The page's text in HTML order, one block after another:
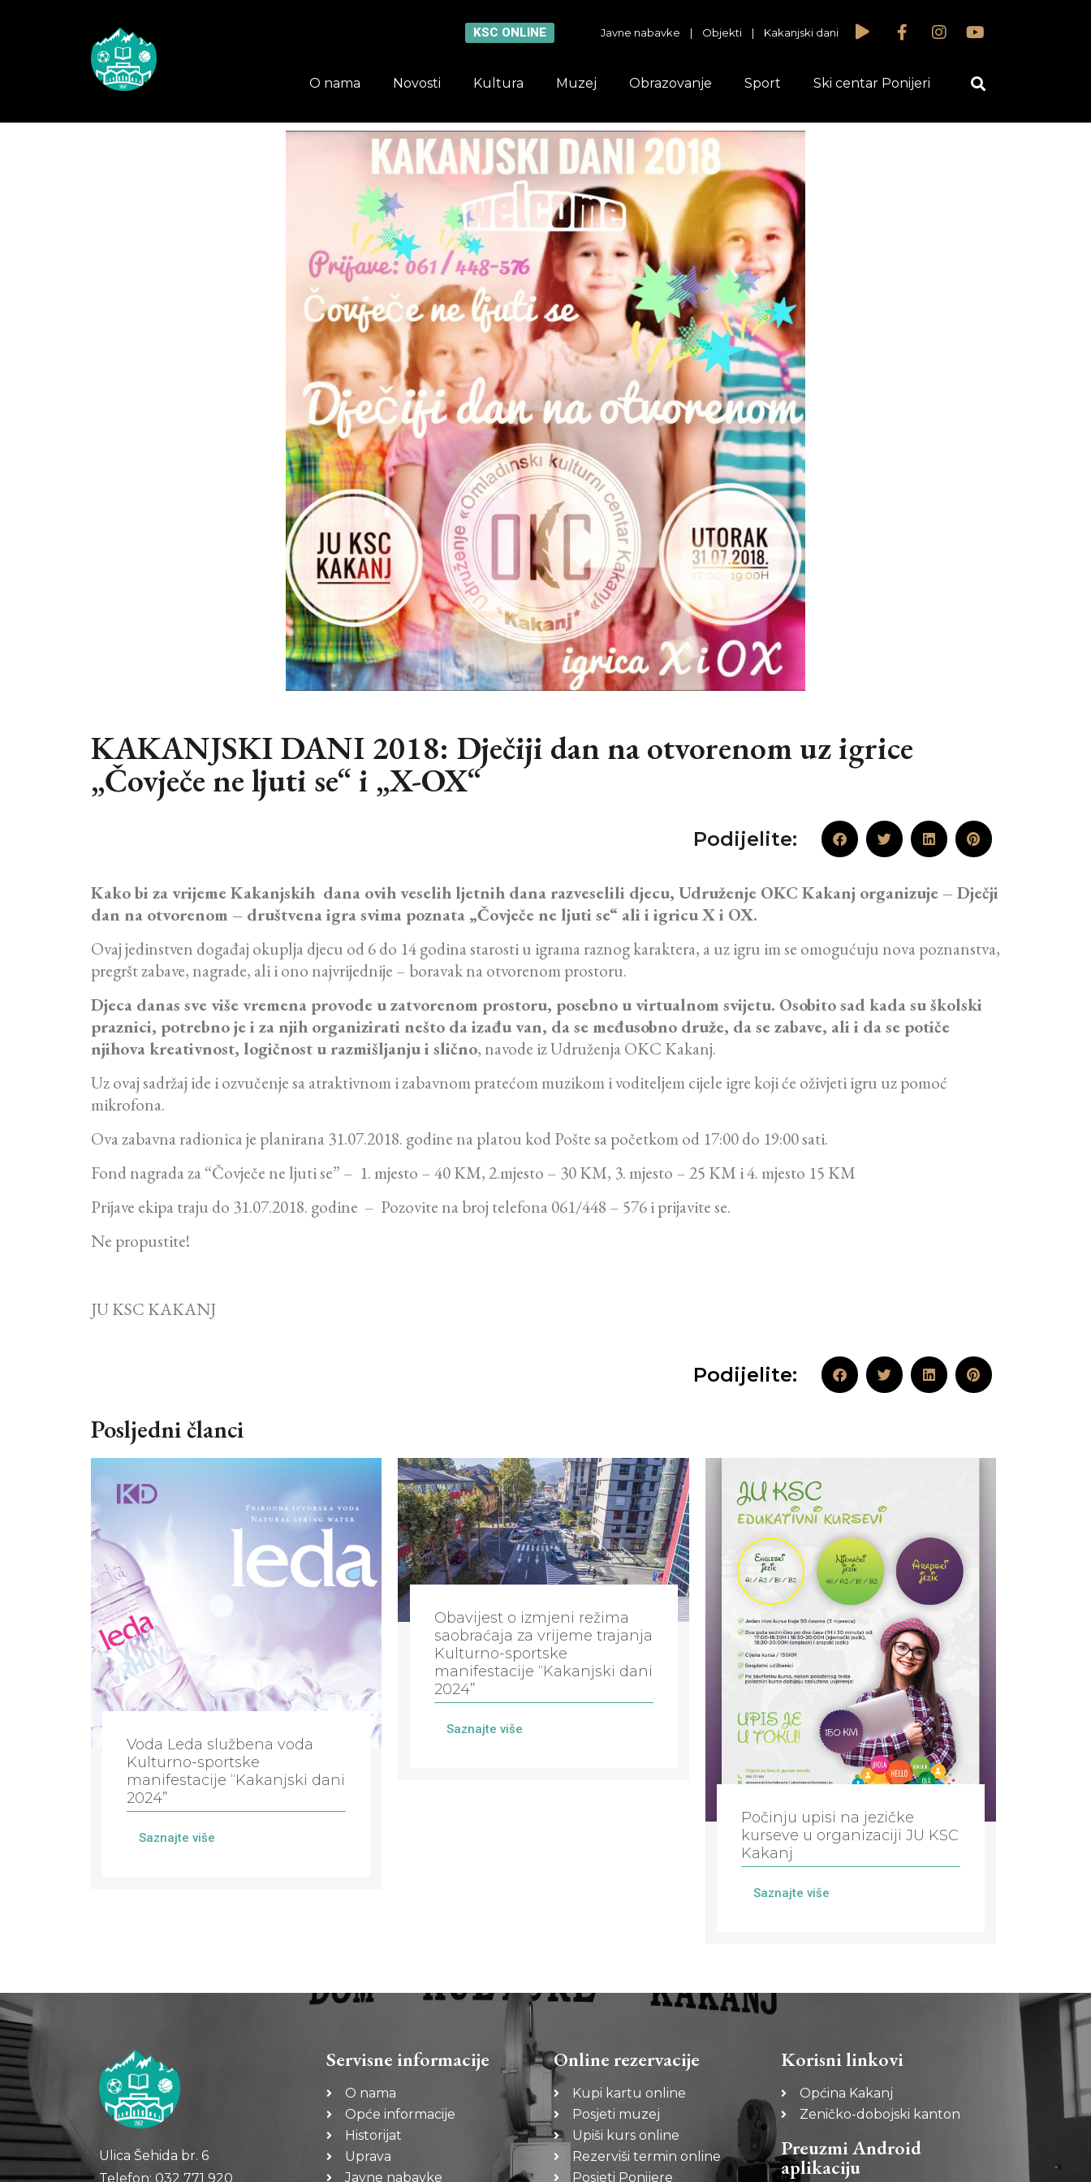
KSC ONLINE Javne nabavke | Objekti | Kakanjski dani
O nama Novosti Kultura Muzej Obrazovanje Sport Ski centar Ponijeri
KAKANJSKI DANI 2018: Dječiji dan na otvorenom uz igrice
„Čovječe ne ljuti se“ i „X-OX“
Podijelite:
Kako bi za vrijeme Kakanjskih dana ovih veselih ljetnih dana razveselili djecu, Udruženje OKC Kakanj organizuje – Dječji
dan na otvorenom – društvena igra svima poznata „Čovječe ne ljuti se“ ali i igricu X i OX.
Ovaj jedinstven događaj okuplja djecu od 6 do 14 godina starosti u igrama raznog karaktera, a uz igru im se omogućuju nova poznanstva,
pregršt zabave, nagrade, ali i ono najvrijednije – boravak na otvorenom prostoru.
Djeca danas sve više vremena provode u zatvorenom prostoru, posebno u virtualnom svijetu. Osobito sad kada su školski
praznici, potrebno je i za njih organizirati nešto da izađu van, da se međusobno druže, da se zabave, ali i da se potiče
njihova kreativnost, logičnost u razmišljanju i slično, navode iz Udruženja OKC Kakanj.
Uz ovaj sadržaj ide i ozvučenje sa atraktivnom i zabavnom pratećom muzikom i voditeljem cijele igre koji će oživjeti igru uz pomoć
mikrofona.
Ova zabavna radionica je planirana 31.07.2018. godine na platou kod Pošte sa početkom od 17:00 do 19:00 sati.
Fond nagrada za “Čovječe ne ljuti se” – 1. mjesto – 40 KM, 2.mjesto – 30 KM, 3. mjesto – 25 KM i 4. mjesto 15 KM
Prijave ekipa traju do 31.07.2018. godine – Pozovite na broj telefona 061/448 – 576 i prijavite se.
Ne propustite!
JU KSC KAKANJ
Podijelite:
Posljedni članci
Voda Leda službena voda
Kulturno-sportske
manifestacije “Kakanjski dani
2024”
Saznajte više
Obavijest o izmjeni režima
saobraćaja za vrijeme trajanja
Kulturno-sportske
manifestacije “Kakanjski dani
2024”
Saznajte više
Počinju upisi na jezičke
kurseve u organizaciji JU KSC
Kakanj
Saznajte više
Ulica Šehida br. 6
Telefon: 032 771 920
Servisne informacije
O nama
Opće informacije
Historijat
Uprava
Javne nabavke
Online rezervacije
Kupi kartu online
Posjeti muzej
Upiši kurs online
Rezerviši termin online
Posjeti Ponijere
Korisni linkovi
Općina Kakanj
Zeničko-dobojski kanton
Preuzmi Android
aplikaciju